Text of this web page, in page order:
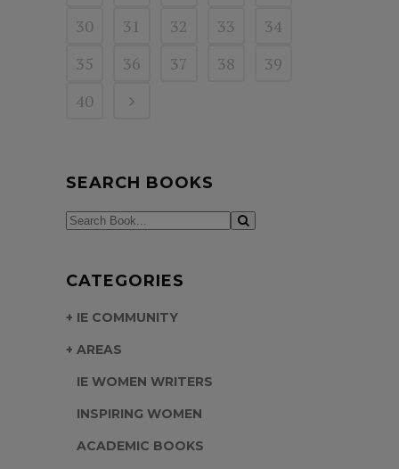
30
31 32 33
34
35
36 37 38
39
40
SEARCH BOOKS
Search Book...
CATEGORIES
IE COMMUNITY
AREAS
IE WOMEN WRITERS
INSPIRING WOMEN
ACADEMIC BOOKS